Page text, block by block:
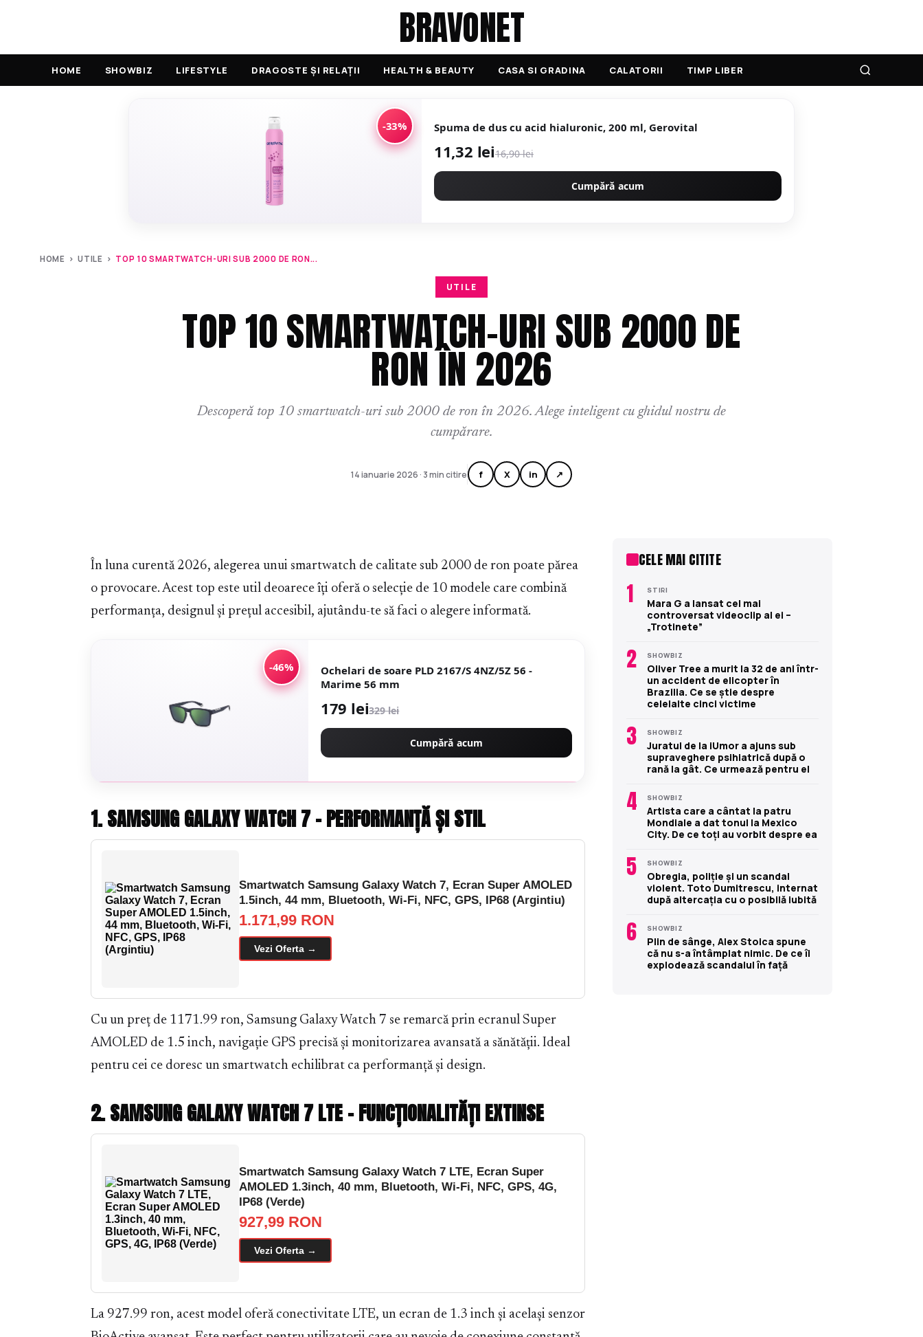
BRAVONET
HOME SHOWBIZ LIFESTYLE DRAGOSTE ȘI RELAȚII HEALTH & BEAUTY CASA SI GRADINA CALATORII TIMP LIBER
-33% Spuma de dus cu acid hialuronic, 200 ml, Gerovital
11,32 lei16,90 lei
Cumpără acum
HOME ›UTILE › TOP 10 SMARTWATCH-URI SUB 2000 DE RON...
UTILE
TOP 10 SMARTWATCH-URI SUB 2000 DE
RON ÎN 2026
Descoperă top 10 smartwatch-uri sub 2000 de ron în 2026. Alege inteligent cu ghidul nostru de
cumpărare.
14 ianuarie 2026 · 3 min citire f X in ↗
În luna curentă 2026, alegerea unui smartwatch de calitate sub 2000 de ron poate părea
o provocare. Acest top este util deoarece îți oferă o selecție de 10 modele care combină
performanța, designul și prețul accesibil, ajutându-te să faci o alegere informată.
-46%
Ochelari de soare PLD 2167/S 4NZ/5Z 56 -
Marime 56 mm
179 lei329 lei
Cumpără acum
1. SAMSUNG GALAXY WATCH 7 – PERFORMANȚĂ ȘI STIL
Smartwatch Samsung Galaxy Watch 7, Ecran Super AMOLED
1.5inch, 44 mm, Bluetooth, Wi-Fi, NFC, GPS, IP68 (Argintiu)
1.171,99 RON
Vezi Oferta →
Cu un preț de 1171.99 ron, Samsung Galaxy Watch 7 se remarcă prin ecranul Super
AMOLED de 1.5 inch, navigație GPS precisă și monitorizarea avansată a sănătății. Ideal
pentru cei ce doresc un smartwatch echilibrat ca performanță și design.
2. SAMSUNG GALAXY WATCH 7 LTE – FUNCȚIONALITĂȚI EXTINSE
Smartwatch Samsung Galaxy Watch 7 LTE, Ecran Super
AMOLED 1.3inch, 40 mm, Bluetooth, Wi-Fi, NFC, GPS, 4G,
IP68 (Verde)
927,99 RON
Vezi Oferta →
La 927.99 ron, acest model oferă conectivitate LTE, un ecran de 1.3 inch și același senzor
CELE MAI CITITE
1 STIRI
Mara G a lansat cel mai
controversat videoclip al ei –
„Trotinete”
2 SHOWBIZ
Oliver Tree a murit la 32 de ani într-
un accident de elicopter în
Brazilia. Ce se știe despre
celelalte cinci victime
3 SHOWBIZ
Juratul de la iUmor a ajuns sub
supraveghere psihiatrică după o
rană la gât. Ce urmează pentru el
4 SHOWBIZ
Artista care a cântat la patru
Mondiale a dat tonul la Mexico
City. De ce toți au vorbit despre ea
5 SHOWBIZ
Obregia, poliție și un scandal
violent. Toto Dumitrescu, internat
după altercația cu o posibilă iubită
6 SHOWBIZ
Plin de sânge, Alex Stoica spune
că nu s-a întâmplat nimic. De ce îi
explodează scandalul în față